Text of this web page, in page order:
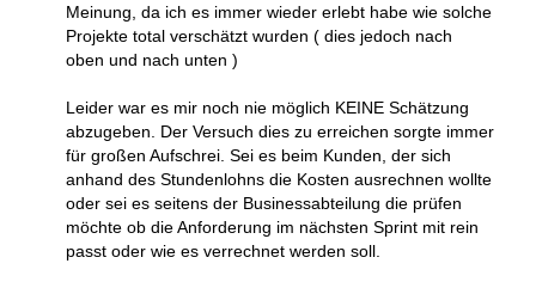
Meinung, da ich es immer wieder erlebt habe wie solche
Projekte total verschätzt wurden ( dies jedoch nach
oben und nach unten )
Leider war es mir noch nie möglich KEINE Schätzung
abzugeben. Der Versuch dies zu erreichen sorgte immer
für großen Aufschrei. Sei es beim Kunden, der sich
anhand des Stundenlohns die Kosten ausrechnen wollte
oder sei es seitens der Businessabteilung die prüfen
möchte ob die Anforderung im nächsten Sprint mit rein
passt oder wie es verrechnet werden soll.